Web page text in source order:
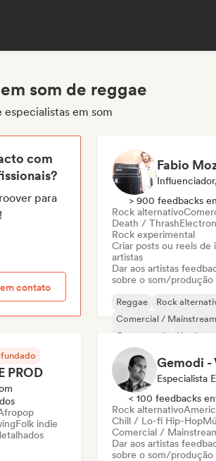
som de reggae
especialistas em som
com
para
contato
> 900 feedbacks
Rock alternativo
Death / Thrash
Rock experimental
Criar posts ou reels de
artistas
Dar aos artistas
sobre o som/produção
Reggae
Rock
Comercial / Mainstream
Garage rock
Hardcore
Noise
PROD
Folk indie
Especialista
< 100 feedbacks
Rock alternativo
Chill / Lo-fi Hip-Hop
Comercial /
Dar aos artistas
sobre o som/produção